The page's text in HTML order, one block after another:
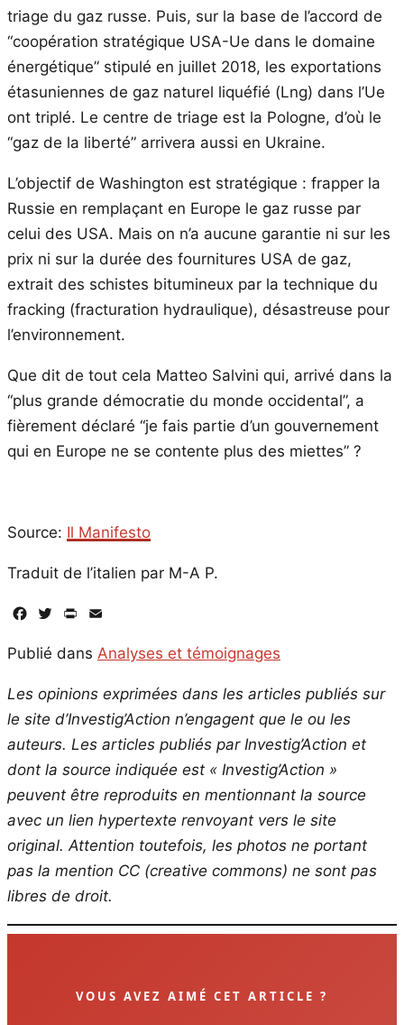
triage du gaz russe. Puis, sur la base de l’accord de
“coopération stratégique USA-Ue dans le domaine
énergétique” stipulé en juillet 2018, les exportations
étasuniennes de gaz naturel liquéfié (Lng) dans l’Ue
ont triplé. Le centre de triage est la Pologne, d’où le
“gaz de la liberté” arrivera aussi en Ukraine.
L’objectif de Washington est stratégique : frapper la
Russie en remplaçant en Europe le gaz russe par
celui des USA. Mais on n’a aucune garantie ni sur les
prix ni sur la durée des fournitures USA de gaz,
extrait des schistes bitumineux par la technique du
fracking (fracturation hydraulique), désastreuse pour
l’environnement.
Que dit de tout cela Matteo Salvini qui, arrivé dans la
“plus grande démocratie du monde occidental”, a
fièrement déclaré “je fais partie d’un gouvernement
qui en Europe ne se contente plus des miettes” ?
Source: Il Manifesto
Traduit de l’italien par M-A P.
Facebook
TwitterPrintFriendly
Publié dans Analyses et témoignages
Les opinions exprimées dans les articles publiés sur
le site d’Investig’Action n’engagent que le ou les
auteurs. Les articles publiés par Investig’Action et
dont la source indiquée est « Investig’Action »
peuvent être reproduits en mentionnant la source
avec un lien hypertexte renvoyant vers le site
original. Attention toutefois, les photos ne portant
pas la mention CC (creative commons) ne sont pas
libres de droit.
VOUS AVEZ AIMÉ CET ARTICLE ?